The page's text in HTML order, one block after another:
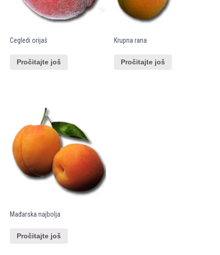
Cegledi orijaš
Pročitajte još
Krupna rana
Pročitajte još
Mađarska najbolja
Pročitajte još